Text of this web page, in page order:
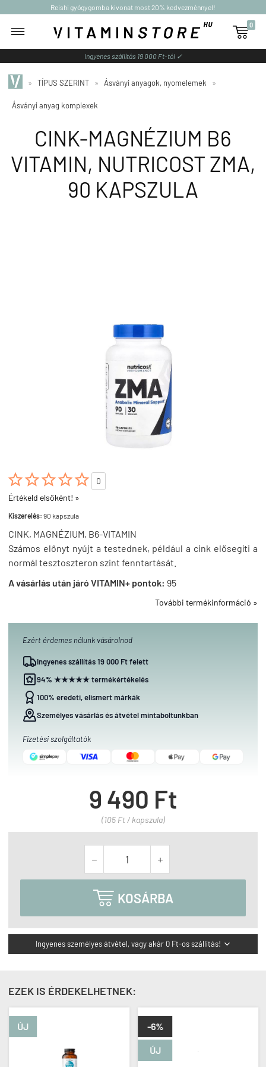
Reishi gyógygomba kivonat most 20% kedvezménnyel!

0
Ingyenes szállítás 19 000 Ft-tól ✓
» TÍPUS SZERINT » Ásványi anyagok, nyomelemek »
Ásványi anyag komplexek
CINK-MAGNÉZIUM B6
VITAMIN, NUTRICOST ZMA,
90 KAPSZULA

0
Értékeld elsőként! »
Kiszerelés: 90 kapszula
CINK, MAGNÉZIUM, B6-VITAMIN
Számos előnyt nyújt a testednek, például a cink elősegíti a
normál tesztoszteron szint fenntartását.
A vásárlás után járó VITAMIN+ pontok: 95
További termékinformáció »
Ezért érdemes nálunk vásárolnod
Ingyenes szállítás 19 000 Ft felett
94% ★★★★★ termékértékelés
100% eredeti, elismert márkák
Személyes vásárlás és átvétel mintaboltunkban
Fizetési szolgáltatók
9 490 Ft
(105 Ft / kapszula)
 
 KOSÁRBA
Ingyenes személyes átvétel, vagy akár 0 Ft-os szállítás! 
EZEK IS ÉRDEKELHETNEK:
ÚJ
ÚJ
-6%